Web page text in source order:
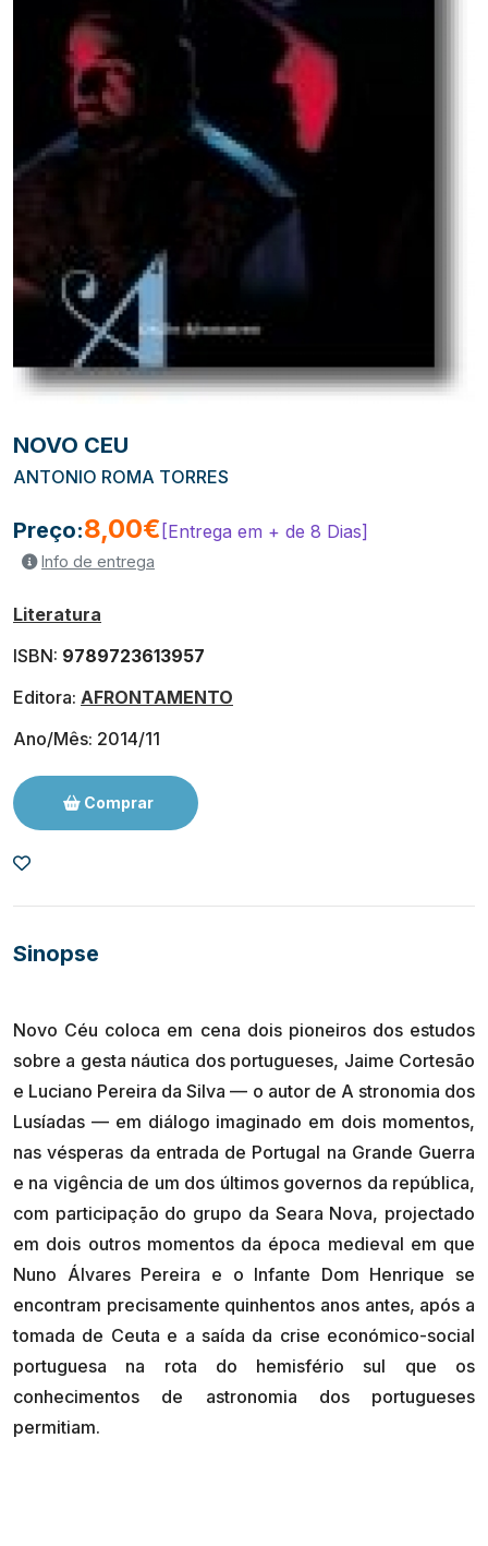
NOVO CEU
ANTONIO ROMA TORRES
Preço:8,00€ [Entrega em + de 8 Dias]
Info de entrega
Literatura
ISBN: 9789723613957
Editora: AFRONTAMENTO
Ano/Mês: 2014/11
Comprar
Sinopse
Novo Céu coloca em cena dois pioneiros dos estudos
sobre a gesta náutica dos portugueses, Jaime Cortesão
e Luciano Pereira da Silva — o autor de A stronomia dos
Lusíadas — em diálogo imaginado em dois momentos,
nas vésperas da entrada de Portugal na Grande Guerra
e na vigência de um dos últimos governos da república,
com participação do grupo da Seara Nova, projectado
em dois outros momentos da época medieval em que
Nuno Álvares Pereira e o Infante Dom Henrique se
encontram precisamente quinhentos anos antes, após a
tomada de Ceuta e a saída da crise económico-social
portuguesa na rota do hemisfério sul que os
conhecimentos de astronomia dos portugueses